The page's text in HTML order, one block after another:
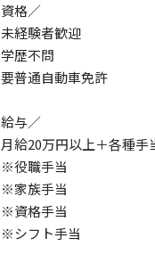
資格／
未経験者歓迎
学歴不問
要普通自動車免許
給与／
月給20万円以上＋各種手
※役職手当
※家族手当
※資格手当
※シフト手当